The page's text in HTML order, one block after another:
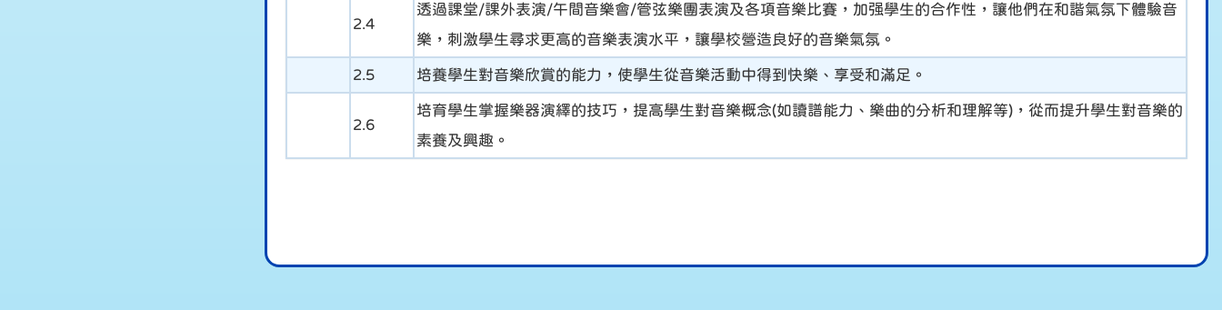
2.4
透過課堂/課外表演/午間音樂會/管弦樂團表演及各項音樂比賽，加强學生的合作性，讓他們在和諧氣氛下體驗音
樂，刺激學生尋求更高的音樂表演水平，讓學校營造良好的音樂氣氛。
2.5 培養學生對音樂欣賞的能力，使學生從音樂活動中得到快樂、享受和滿足。
2.6
培育學生掌握樂器演繹的技巧，提高學生對音樂概念(如讀譜能力、樂曲的分析和理解等)，從而提升學生對音樂的
素養及興趣。